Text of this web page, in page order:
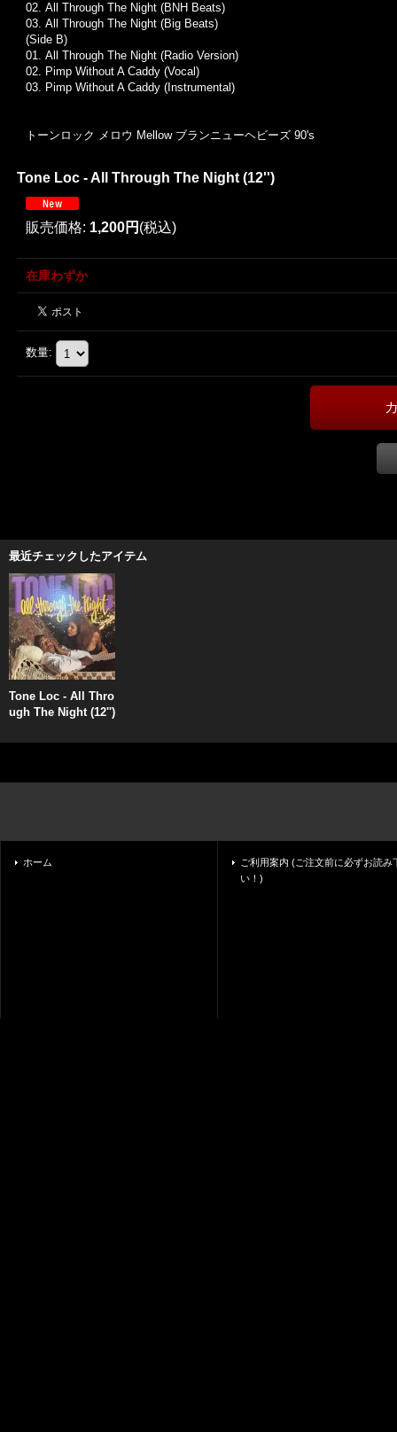
02. All Through The Night (BNH Beats)
03. All Through The Night (Big Beats)
(Side B)
01. All Through The Night (Radio Version)
02. Pimp Without A Caddy (Vocal)
03. Pimp Without A Caddy (Instrumental)
トーンロック メロウ Mellow ブランニューヘビーズ 90's
Tone Loc - All Through The Night (12'')
販売価格: 1,200円 (税込)
在庫わずか
数量:
最近チェックしたアイテム
Tone Loc - All Thro
ugh The Night (12'')
ホーム
ご利用案内 (ご注文前に必ずお読み
い！)